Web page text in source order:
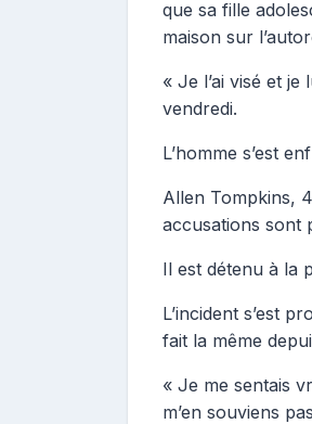
que sa fille
maison sur
« Je l’ai visé et
vendredi.
L’homme s’est
Allen Tompkins,
accusations sont
Il est détenu à la
L’incident s’est
fait la même
« Je me sentais
m’en souviens